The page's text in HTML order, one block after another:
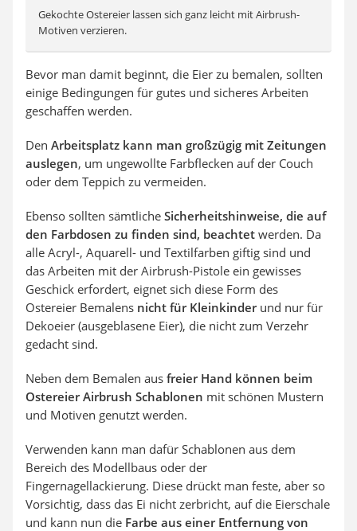
Gekochte Ostereier lassen sich ganz leicht mit Airbrush-
Motiven verzieren.
Bevor man damit beginnt, die Eier zu bemalen, sollten
einige Bedingungen für gutes und sicheres Arbeiten
geschaffen werden.
Den Arbeitsplatz kann man großzügig mit Zeitungen
auslegen, um ungewollte Farbflecken auf der Couch
oder dem Teppich zu vermeiden.
Ebenso sollten sämtliche Sicherheitshinweise, die auf
den Farbdosen zu finden sind, beachtet werden. Da
alle Acryl-, Aquarell- und Textilfarben giftig sind und
das Arbeiten mit der Airbrush-Pistole ein gewisses
Geschick erfordert, eignet sich diese Form des
Ostereier Bemalens nicht für Kleinkinderund nur für
Dekoeier (ausgeblasene Eier), die nicht zum Verzehr
gedacht sind.
Neben dem Bemalen aus freier Hand können beim
Ostereier Airbrush Schablonen mit schönen Mustern
und Motiven genutzt werden.
Verwenden kann man dafür Schablonen aus dem
Bereich des Modellbaus oder der
Fingernagellackierung. Diese drückt man feste, aber so
Vorsichtig, dass das Ei nicht zerbricht, auf die Eierschale
und kann nun die Farbe aus einer Entfernung von